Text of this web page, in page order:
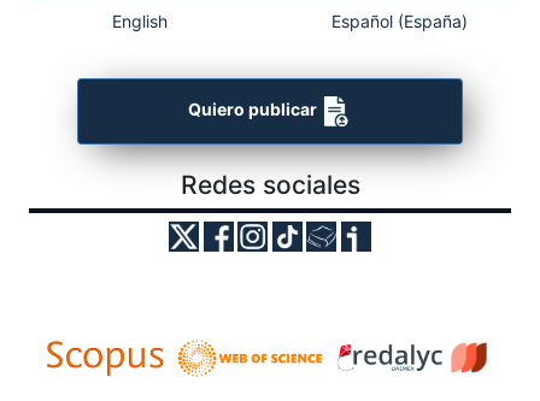
English Español (España)
Quiero publicar
Redes sociales